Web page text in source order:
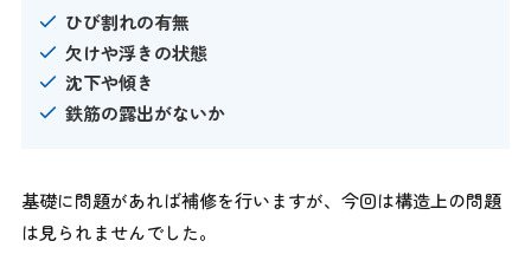
ひび割れの有無
欠けや浮きの状態
沈下や傾き
鉄筋の露出がないか
基礎に問題があれば補修を行いますが、今回は構造上の問題
は見られませんでした。